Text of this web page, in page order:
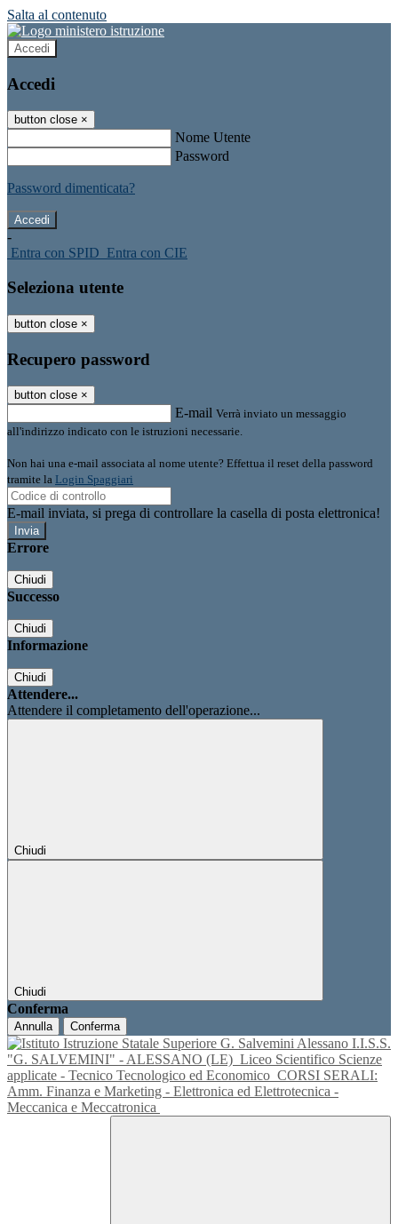
Salta al contenuto
Accedi
Accedi
button close ×
Nome Utente
Password
Password dimenticata?
-
Entra con SPID Entra con CIE
Seleziona utente
button close ×
Recupero password
button close ×
E-mail Verrà inviato un messaggio
all'indirizzo indicato con le istruzioni necessarie.
Non hai una e-mail associata al nome utente? Effettua il reset della password
tramite la Login Spaggiari
E-mail inviata, si prega di controllare la casella di posta elettronica!
Errore
Chiudi
Successo
Chiudi
Informazione
Chiudi
Attendere...
Attendere il completamento dell'operazione...
Chiudi
Chiudi
Conferma
Annulla Conferma
I.I.S.S.
"G. SALVEMINI" - ALESSANO (LE) Liceo Scientifico Scienze
applicate - Tecnico Tecnologico ed Economico CORSI SERALI:
Amm. Finanza e Marketing - Elettronica ed Elettrotecnica -
Meccanica e Meccatronica